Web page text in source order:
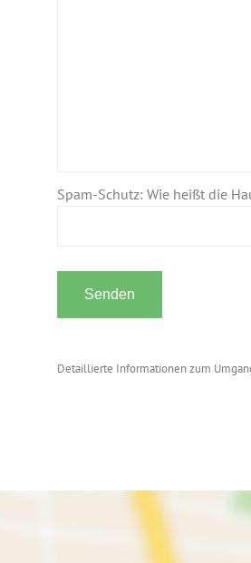
Spam-Schutz: Wie heißt die
Detaillierte Informationen zum